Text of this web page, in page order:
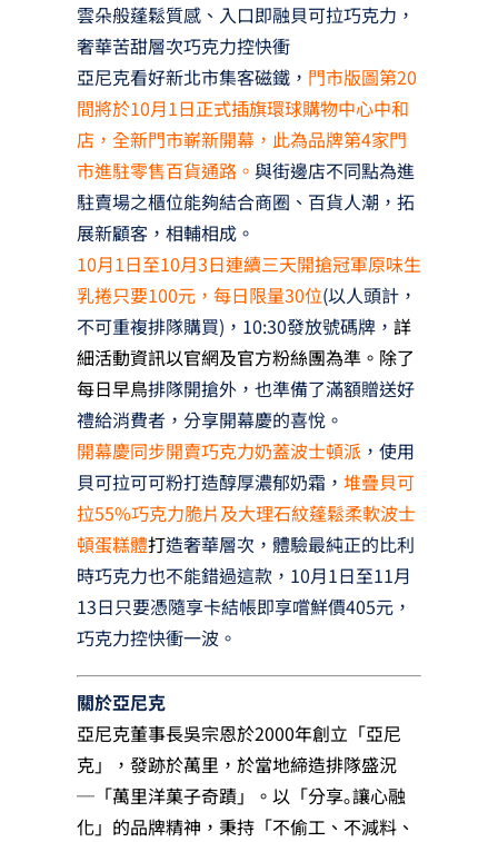
雲朵般蓬鬆質感、入口即融貝可拉巧克力，
奢華苦甜層次巧克力控快衝
亞尼克看好新北市集客磁鐵， 門市版圖第20
間將於10月1日正式插旗環球購物中心中和
店，全新門市嶄新開幕，此為品牌第4家門
市進駐零售百貨通路。 與街邊店不同點為進
駐賣場之櫃位能夠結合商圈、百貨人潮，拓
展新顧客，相輔相成。
10月1日至10月3日連續三天開搶冠軍原味生
乳捲只要100元，每日限量30位(以人頭計，
不可重複排隊購買)，10:30發放號碼牌， 詳
細活動資訊以官網及官方粉絲團為準。除了
每日早鳥排隊開搶外，也準備了滿額贈送好
禮給消費者，分享開幕慶的喜悅。
開幕慶同步開賣巧克力奶蓋波士頓派，使用
貝可拉可可粉打造醇厚濃郁奶霜， 堆疊貝可
拉55%巧克力脆片及大理石紋蓬鬆柔軟波士
頓蛋糕體打造奢華層次，體驗最純正的比利
時巧克力也不能錯過這款，10月1日至11月
13日只要憑隨享卡結帳即享嚐鮮價405元，
巧克力控快衝一波。
關於亞尼克
亞尼克董事長吳宗恩於2000年創立「亞尼
克」，發跡於萬里，於當地締造排隊盛況
─「萬里洋菓子奇蹟」。以「分享｡讓心融
化」的品牌精神，秉持「不偷工、不減料、